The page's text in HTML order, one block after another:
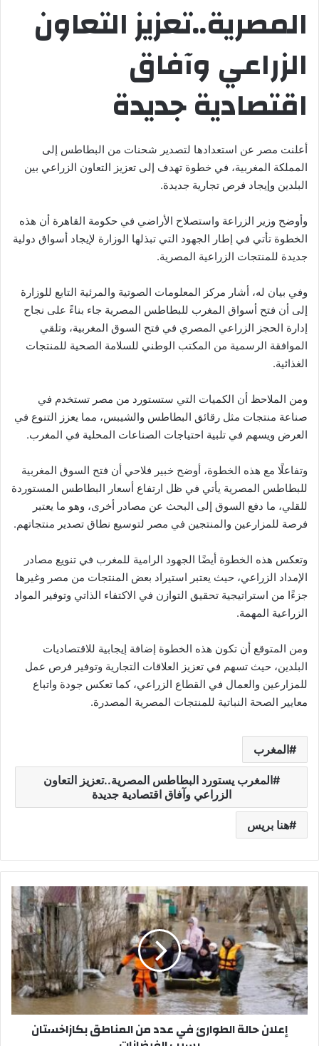
المصرية..تعزيز التعاون
الزراعي وآفاق
اقتصادية جديدة
أعلنت مصر عن استعدادها لتصدير شحنات من البطاطس إلى
المملكة المغربية، في خطوة تهدف إلى تعزيز التعاون الزراعي بين
البلدين وإيجاد فرص تجارية جديدة.
وأوضح وزير الزراعة واستصلاح الأراضي في حكومة القاهرة أن هذه
الخطوة تأتي في إطار الجهود التي تبذلها الوزارة لإيجاد أسواق دولية
جديدة للمنتجات الزراعية المصرية.
وفي بيان له، أشار مركز المعلومات الصوتية والمرئية التابع للوزارة
إلى أن فتح أسواق المغرب للبطاطس المصرية جاء بناءً على نجاح
إدارة الحجز الزراعي المصري في فتح السوق المغربية، وتلقي
الموافقة الرسمية من المكتب الوطني للسلامة الصحية للمنتجات
الغذائية.
ومن الملاحظ أن الكميات التي ستستورد من مصر تستخدم في
صناعة منتجات مثل رقائق البطاطس والشيبس، مما يعزز التنوع في
العرض ويسهم في تلبية احتياجات الصناعات المحلية في المغرب.
وتفاعلًا مع هذه الخطوة، أوضح خبير فلاحي أن فتح السوق المغربية
للبطاطس المصرية يأتي في ظل ارتفاع أسعار البطاطس المستوردة
للقلي، ما دفع السوق إلى البحث عن مصادر أخرى، وهو ما يعتبر
فرصة للمزارعين والمنتجين في مصر لتوسيع نطاق تصدير منتجاتهم.
وتعكس هذه الخطوة أيضًا الجهود الرامية للمغرب في تنويع مصادر
الإمداد الزراعي، حيث يعتبر استيراد بعض المنتجات من مصر وغيرها
جزءًا من استراتيجية تحقيق التوازن في الاكتفاء الذاتي وتوفير المواد
الزراعية المهمة.
ومن المتوقع أن تكون هذه الخطوة إضافة إيجابية للاقتصاديات
البلدين، حيث تسهم في تعزيز العلاقات التجارية وتوفير فرص عمل
للمزارعين والعمال في القطاع الزراعي، كما تعكس جودة واتباع
معايير الصحة النباتية للمنتجات المصرية المصدرة.
المغرب
المغرب يستورد البطاطس المصرية..تعزيز التعاون
الزراعي وآفاق اقتصادية جديدة
هنا بريس
ع
ل
ا
ن
ح
ا
ل
ة
إعلان حالة الطوارئ في عدد من المناطق بكازاخستان